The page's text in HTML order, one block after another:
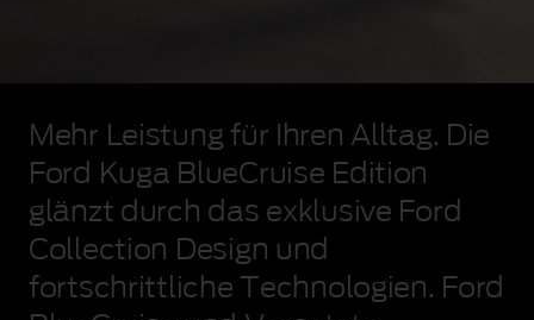
Kuga
BlueCruise
Edition
der
Fahrt
durch
einen
schwach
Mehr Leistung für Ihren Alltag. Die
Ford Kuga BlueCruise Edition
glänzt durch das exklusive Ford
Collection Design und
fortschrittliche Technologien. Ford